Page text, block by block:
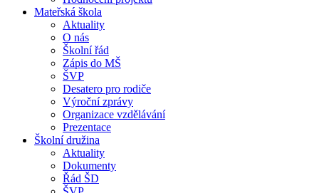
Mateřská škola
Aktuality
O nás
Školní řád
Zápis do MŠ
ŠVP
Desatero pro rodiče
Výroční zprávy
Organizace vzdělávání
Prezentace
Školní družina
Aktuality
Dokumenty
Řád ŠD